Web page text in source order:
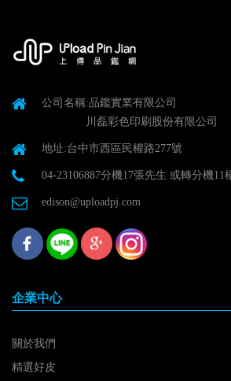
公司名稱:品鑑實業有限公司
川磊彩色印刷股份有限公司
地址:台中市西區民權路277號
04-23106887分機17張先生 或轉分機11
edison@uploadpj.com
企業中心
關於我們
精選好皮